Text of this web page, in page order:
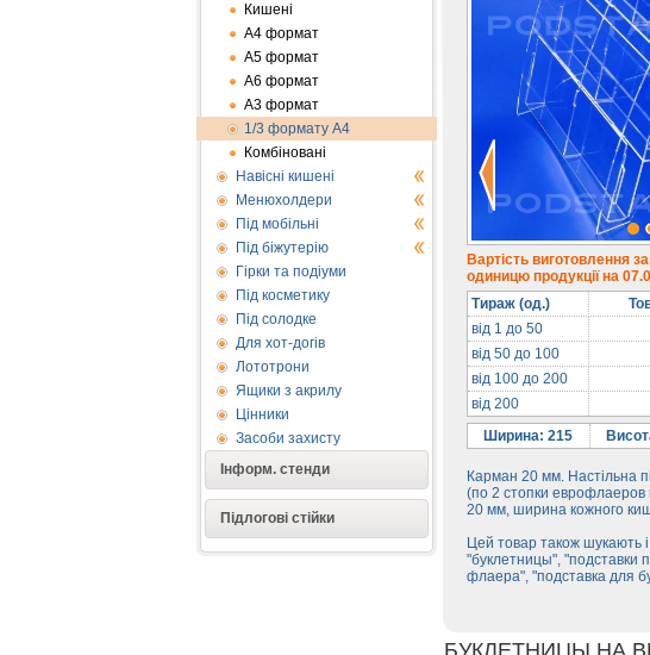
Кишені
А4 формат
А5 формат
А6 формат
А3 формат
1/3 формату А4
Комбіновані
Навісні кишені
Менюхолдери
Під мобільні
Під біжутерію
Гірки та подіуми
Під косметику
Під солодке
Для хот-догів
Лототрони
Ящики з акрилу
Цінники
Засоби захисту
Інформ. стенди
Підлогові стійки
БУКЛЕТНИЦЫ НА
Вартість виготовлення за
одиницю продукції на
Тираж (од.)
від 1 до 50
від 50 до 100
від 100 до 200
від 200
Ширина: 215
Карман 20 мм. Настільна
(по 2 стопки еврофлаеров
20 мм, ширина кожного
Цей товар також шукають
"буклетницы", "подставки
флаера", "подставка для